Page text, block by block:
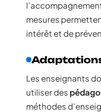
mesures
intérêt et de
Les enseignants
utiliser des
méthodes